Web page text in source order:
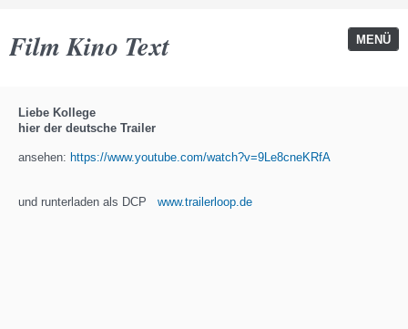
MENÜ
Film Kino Text
Liebe Kollege
hier der deutsche Trailer
ansehen: https://www.youtube.com/watch?v=9Le8cneKRfA
und runterladen als DCP www.trailerloop.de